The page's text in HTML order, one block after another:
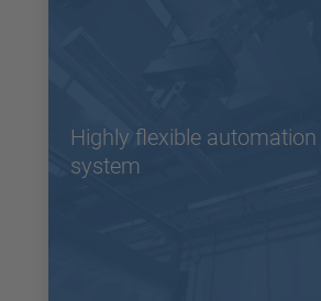
Highly flexible automation
system